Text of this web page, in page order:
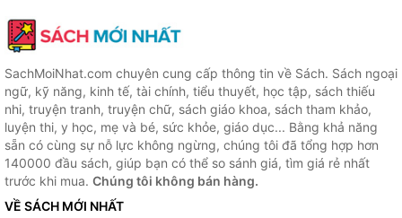
SachMoiNhat.com chuyên cung cấp thông tin về Sách. Sách ngoại
ngữ, kỹ năng, kinh tế, tài chính, tiểu thuyết, học tập, sách thiếu
nhi, truyện tranh, truyện chữ, sách giáo khoa, sách tham khảo,
luyện thi, y học, mẹ và bé, sức khỏe, giáo dục... Bằng khả năng
sẵn có cùng sự nỗ lực không ngừng, chúng tôi đã tổng hợp hơn
140000 đầu sách, giúp bạn có thể so sánh giá, tìm giá rẻ nhất
trước khi mua. Chúng tôi không bán hàng.
VỀ SÁCH MỚI NHẤT